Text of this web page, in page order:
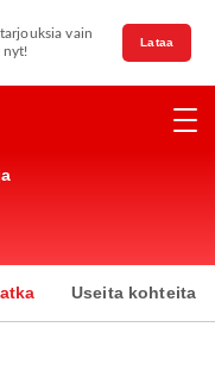
vain
nyt!
Lataa
Useita kohteita